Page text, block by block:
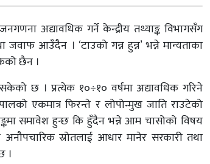
अद्यावधिक गर्ने केन्द्रीय तथ्याङ्क विभागसँग
आउँदैन । ‘टाउको गन्न हुन्न’ भन्ने मान्यताका
छैन ।
छ । प्रत्येक १०÷१० वर्षमा अद्यावधिक गरिने
एकमात्र फिरन्ते र लोपोन्मुख जाति राउटेको
समावेश हुन्छ कि हुँदैन भन्ने आम चासोको विषय
स्रोतलाई आधार मानेर सरकारी तथा
।